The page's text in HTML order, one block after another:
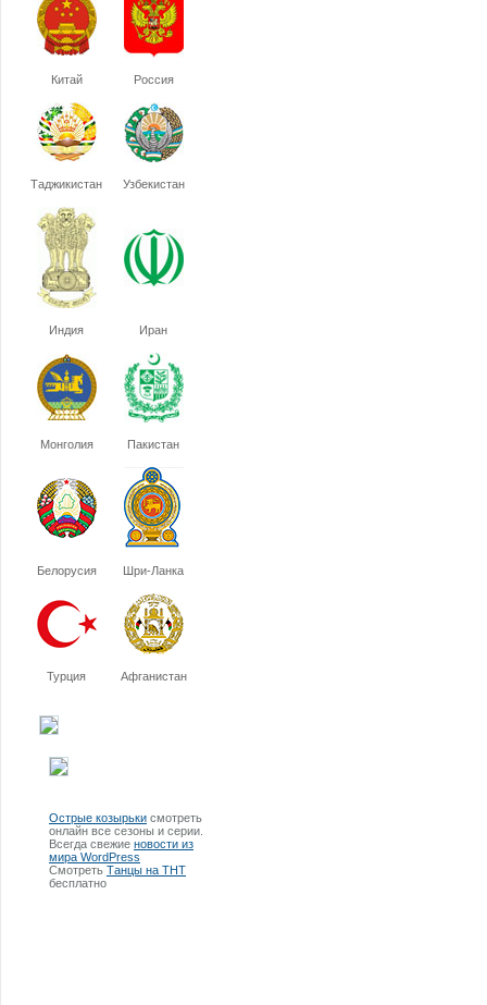
Китай Россия
Таджикистан Узбекистан
Индия Иран
Монголия Пакистан
Белорусия Шри-Ланка
Турция Афганистан
Острые козырьки смотреть
онлайн все сезоны и серии.
Всегда свежие новости из
мира WordPress
Смотреть Танцы на ТНТ
бесплатно